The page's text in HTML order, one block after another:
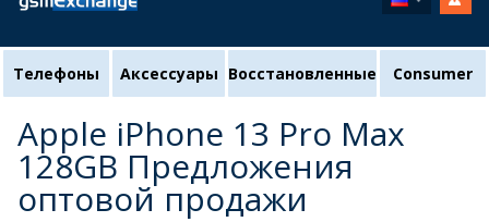
Телефоны Аксессуары Восстановленные Consumer
Apple iPhone 13 Pro Max
128GB Предложения
оптовой продажи